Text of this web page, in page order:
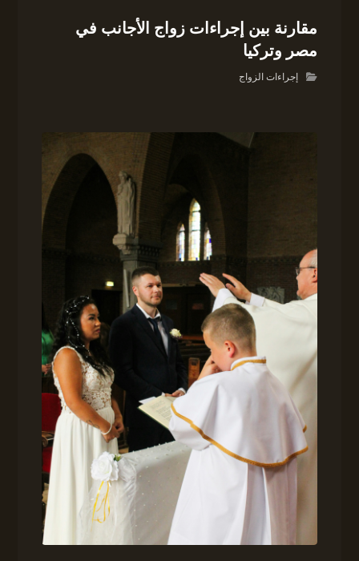
مقارنة بين إجراءات زواج الأجانب في
مصر وتركيا
إجراءات الزواج